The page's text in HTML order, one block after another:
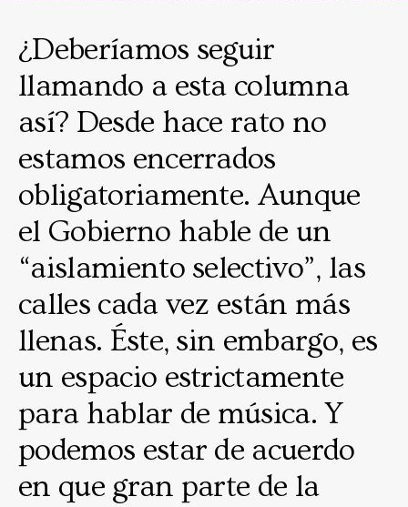
¿Deberíamos seguir
llamando a esta columna
así? Desde hace rato no
estamos encerrados
obligatoriamente. Aunque
el Gobierno hable de un
“aislamiento selectivo”, las
calles cada vez están más
llenas. Éste, sin embargo, es
un espacio estrictamente
para hablar de música. Y
podemos estar de acuerdo
en que gran parte de la